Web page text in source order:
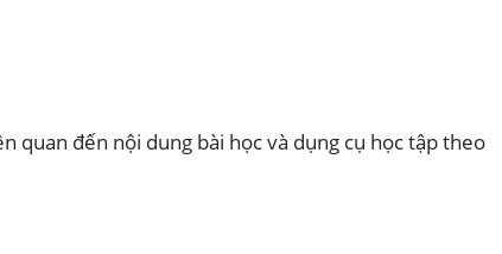
quan đến nội dung bài học và dụng cụ học tập theo